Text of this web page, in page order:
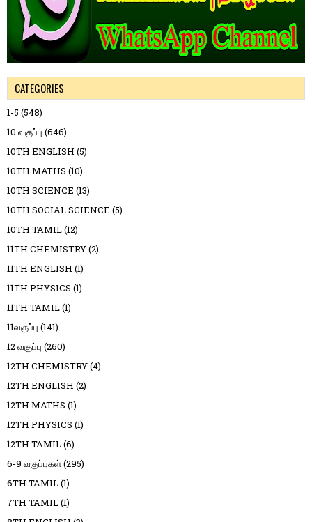
CATEGORIES
1-5 (548)
10 வகுப்பு (646)
10TH ENGLISH (5)
10TH MATHS (10)
10TH SCIENCE (13)
10TH SOCIAL SCIENCE (5)
10TH TAMIL(12)
11TH CHEMISTRY(2)
11TH ENGLISH (1)
11TH PHYSICS (1)
11TH TAMIL(1)
11வகுப்பு (141)
12 வகுப்பு (260)
12TH CHEMISTRY(4)
12TH ENGLISH (2)
12TH MATHS (1)
12TH PHYSICS (1)
12TH TAMIL(6)
6-9 வகுப்புகள்(295)
6TH TAMIL(1)
7TH TAMIL(1)